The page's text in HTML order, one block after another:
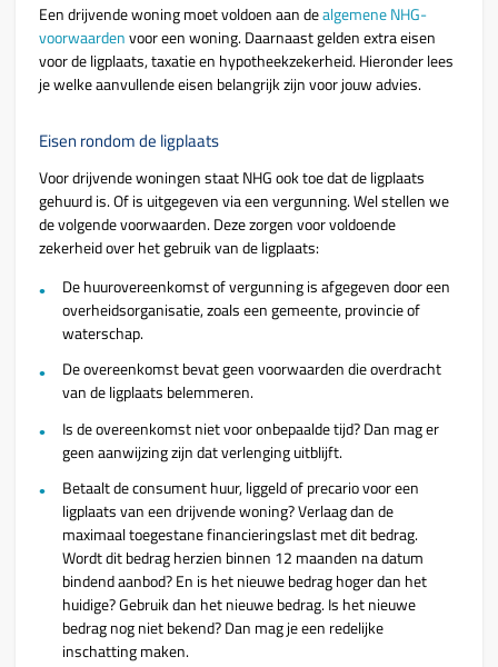
Een drijvende woning moet voldoen aan dealgemene NHG-
voorwaardenvoor een woning. Daarnaast gelden extra eisen
voor de ligplaats, taxatie en hypotheekzekerheid. Hieronder lees
je welke aanvullende eisen belangrijk zijn voor jouw advies.
Eisen rondom de ligplaats
Voor drijvende woningen staat NHG ook toe dat de ligplaats
gehuurd is. Of is uitgegeven via een vergunning. Wel stellen we
de volgende voorwaarden. Deze zorgen voor voldoende
zekerheid over het gebruik van de ligplaats:
De huurovereenkomst of vergunning is afgegeven door een
overheidsorganisatie, zoals een gemeente, provincie of
waterschap.
De overeenkomst bevat geen voorwaarden die overdracht
van de ligplaats belemmeren.
Is de overeenkomst niet voor onbepaalde tijd? Dan mag er
geen aanwijzing zijn dat verlenging uitblijft.
Betaalt de consument huur, liggeld of precario voor een
ligplaats van een drijvende woning? Verlaag dan de
maximaal toegestane financieringslast met dit bedrag.
Wordt dit bedrag herzien binnen 12 maanden na datum
bindend aanbod? En is het nieuwe bedrag hoger dan het
huidige? Gebruik dan het nieuwe bedrag. Is het nieuwe
bedrag nog niet bekend? Dan mag je een redelijke
inschatting maken.